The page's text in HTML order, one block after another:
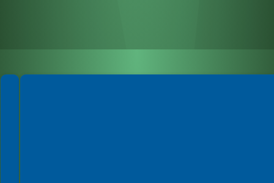
Spełniamy standardy WCAG 2.2
Spełniamy standardy W3C